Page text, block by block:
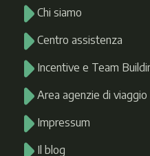
Chi siamo
Centro assistenza
Incentive e Team
Area agenzie di viaggio
Impressum
Il blog